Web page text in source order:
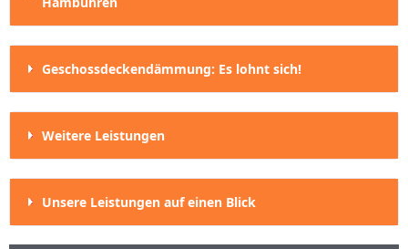
Geschossdeckendämmung: Es lohnt sich!
Weitere Leistungen
Unsere Leistungen auf einen Blick